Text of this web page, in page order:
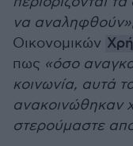
να αναληφθούν»
Οικονομικών
πως «όσο
κοινωνία, αυτά
ανακοινώθηκαν
στερούμαστε